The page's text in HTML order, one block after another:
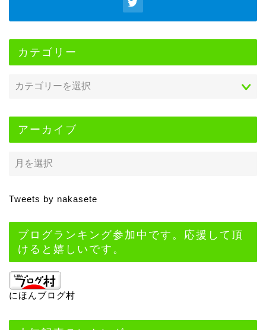
カテゴリー
アーカイブ
Tweets by nakasete
ブログランキング参加中です。応援して頂
けると嬉しいです。
にほんブログ村